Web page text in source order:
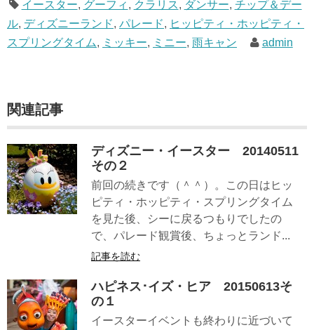
イースター, グーフィ , クラリス, ダンサー, チップ＆デー
ル, ディズニーランド, パレード, ヒッピティ・ホッピティ・
スプリングタイム, ミッキー, ミニー, 雨キャン admin
関連記事
ディズニー・イースター 20140511
その２
前回の続きです（＾＾）。この日はヒッ
ピティ・ホッピティ・スプリングタイム
を見た後、シーに戻るつもりでしたの
で、パレード観賞後、ちょっとランド...
記事を読む
ハピネス･イズ・ヒア 20150613そ
の１
イースターイベントも終わりに近づいて